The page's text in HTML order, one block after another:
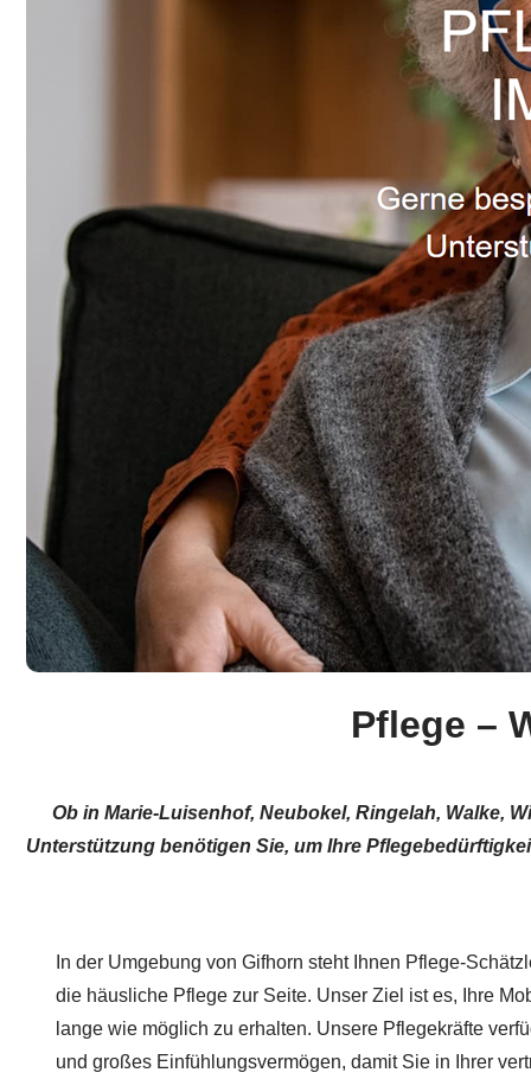
Pflege –
Ob in Marie-Luisenhof, Neubokel, Ringelah, Walke,
Unterstützung benötigen Sie, um Ihre
In der Umgebung von Gifhorn steht Ihnen Pflege-
die häusliche Pflege zur Seite. Unser Ziel ist es, Ihre
lange wie möglich zu erhalten. Unsere Pflegekräfte
und großes Einfühlungsvermögen, damit Sie in Ihrer